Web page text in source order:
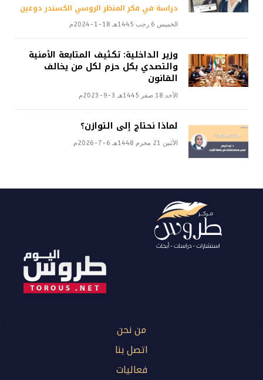
دراسة في فكر المنظر الروسي الكسندر دوغين
الخميس 6 رجب 1445هـ 18-1-2024م
وزير الداخلية: تكثيف المتابعة الأمنية
والتصدي بكل حزم لكل من يخالف
القانون
الأحد 18 صفر 1445هـ 3-9-2023م
لماذا نحتاج إلى التوازن؟
الأثنين 21 محرم 1448هـ 6-7-2026م
من نحن
اتصل بنا
فعاليات